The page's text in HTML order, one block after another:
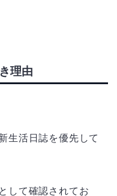
理由
生活日誌を優先して
して確認されてお